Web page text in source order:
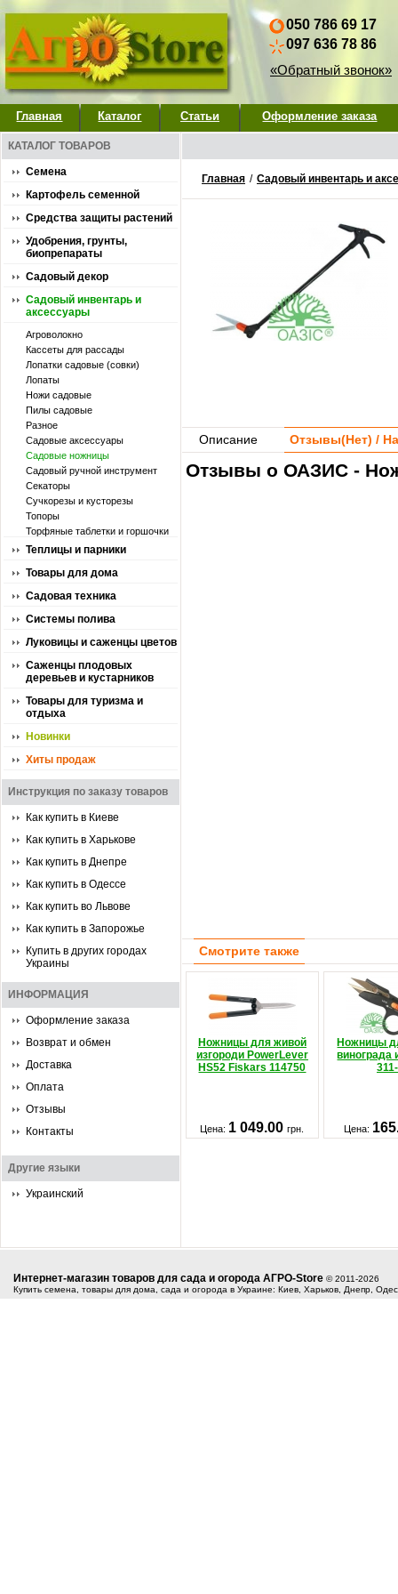
050 786 69 17
097 636 78 86
«Обратный звонок»
Главная Каталог Статьи Оформление заказа
КАТАЛОГ ТОВАРОВ
Семена
Картофель семенной
Средства защиты растений
Удобрения, грунты,
биопрепараты
Садовый декор
Садовый инвентарь и
аксессуары
Агроволокно
Кассеты для рассады
Лопатки садовые (совки)
Лопаты
Ножи садовые
Пилы садовые
Разное
Садовые аксессуары
Садовые ножницы
Садовый ручной инструмент
Секаторы
Сучкорезы и кусторезы
Топоры
Торфяные таблетки и горшочки
Теплицы и парники
Товары для дома
Садовая техника
Системы полива
Луковицы и саженцы цветов
Саженцы плодовых
деревьев и кустарников
Товары для туризма и
отдыха
Новинки
Хиты продаж
Инструкция по заказу товаров
Как купить в Киеве
Как купить в Харькове
Как купить в Днепре
Как купить в Одессе
Как купить во Львове
Как купить в Запорожье
Купить в других городах
Украины
ИНФОРМАЦИЯ
Оформление заказа
Возврат и обмен
Доставка
Оплата
Отзывы
Контакты
Другие языки
Украинский
Главная / Садовый инвентарь и
Описание Отзывы(Нет) /
Отзывы о ОАЗИС -
Смотрите также
Ножницы для живой
изгороди PowerLever
HS52 Fiskars 114750
Ножницы
винограда
Цена: 1 049.00грн. Цена:
Интернет-магазин товаров для сада и огорода АГРО-Store © 2011-2026
Купить семена, товары для дома, сада и огорода в Украине: Киев, Харьков, Днепр,